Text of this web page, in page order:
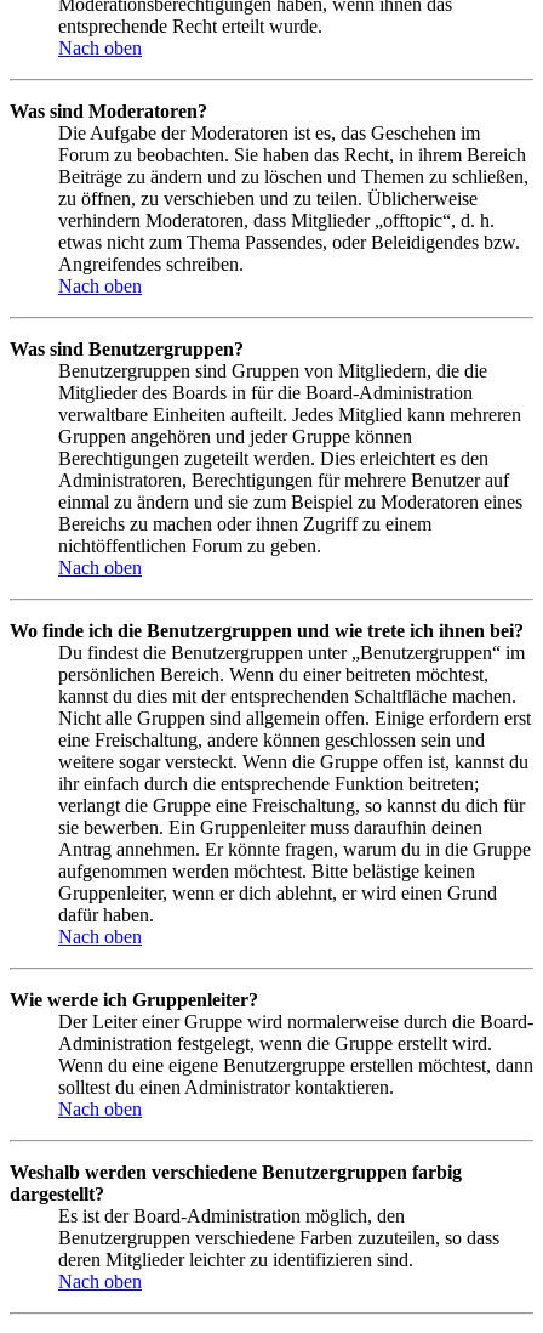
Moderationsberechtigungen haben, wenn ihnen das
entsprechende Recht erteilt wurde.
Nach oben
Was sind Moderatoren?
Die Aufgabe der Moderatoren ist es, das Geschehen im
Forum zu beobachten. Sie haben das Recht, in ihrem Bereich
Beiträge zu ändern und zu löschen und Themen zu schließen,
zu öffnen, zu verschieben und zu teilen. Üblicherweise
verhindern Moderatoren, dass Mitglieder „offtopic“, d. h.
etwas nicht zum Thema Passendes, oder Beleidigendes bzw.
Angreifendes schreiben.
Nach oben
Was sind Benutzergruppen?
Benutzergruppen sind Gruppen von Mitgliedern, die die
Mitglieder des Boards in für die Board-Administration
verwaltbare Einheiten aufteilt. Jedes Mitglied kann mehreren
Gruppen angehören und jeder Gruppe können
Berechtigungen zugeteilt werden. Dies erleichtert es den
Administratoren, Berechtigungen für mehrere Benutzer auf
einmal zu ändern und sie zum Beispiel zu Moderatoren eines
Bereichs zu machen oder ihnen Zugriff zu einem
nichtöffentlichen Forum zu geben.
Nach oben
Wo finde ich die Benutzergruppen und wie trete ich ihnen bei?
Du findest die Benutzergruppen unter „Benutzergruppen“ im
persönlichen Bereich. Wenn du einer beitreten möchtest,
kannst du dies mit der entsprechenden Schaltfläche machen.
Nicht alle Gruppen sind allgemein offen. Einige erfordern erst
eine Freischaltung, andere können geschlossen sein und
weitere sogar versteckt. Wenn die Gruppe offen ist, kannst du
ihr einfach durch die entsprechende Funktion beitreten;
verlangt die Gruppe eine Freischaltung, so kannst du dich für
sie bewerben. Ein Gruppenleiter muss daraufhin deinen
Antrag annehmen. Er könnte fragen, warum du in die Gruppe
aufgenommen werden möchtest. Bitte belästige keinen
Gruppenleiter, wenn er dich ablehnt, er wird einen Grund
dafür haben.
Nach oben
Wie werde ich Gruppenleiter?
Der Leiter einer Gruppe wird normalerweise durch die Board-
Administration festgelegt, wenn die Gruppe erstellt wird.
Wenn du eine eigene Benutzergruppe erstellen möchtest, dann
solltest du einen Administrator kontaktieren.
Nach oben
Weshalb werden verschiedene Benutzergruppen farbig
dargestellt?
Es ist der Board-Administration möglich, den
Benutzergruppen verschiedene Farben zuzuteilen, so dass
deren Mitglieder leichter zu identifizieren sind.
Nach oben